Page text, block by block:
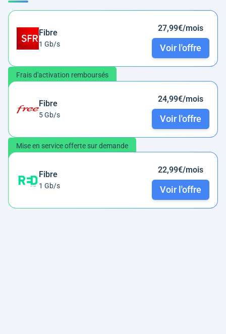
Fibre
1 Gb/s
27,99€/mois
Voir l'offre
Frais d'activation remboursés
Fibre
5 Gb/s
24,99€/mois
Voir l'offre
Mise en service offerte sur demande
Fibre
1 Gb/s
22,99€/mois
Voir l'offre